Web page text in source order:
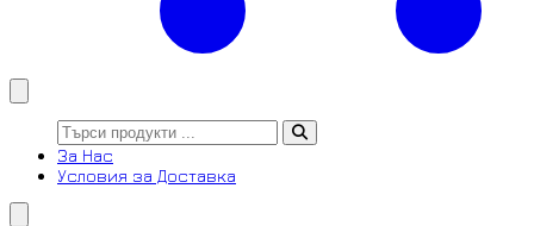
За Нас
Условия за Доставка